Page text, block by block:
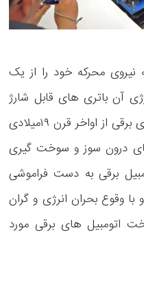
نیروی محرکه خود را از یک
آن باتری های قابل شارژ
باشد. نکته جالب اینکه خودروهای برقی از اواخر قرن ۱۹میلادی
درون سوز و سوخت گیری
برقی به دست فراموشی
دهه ۸۰ میلادی و با وقوع بحران انرژی و گران
اتومبیل های برقی مورد